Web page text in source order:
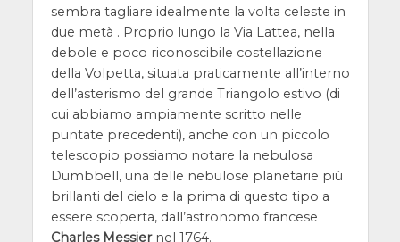
sembra tagliare idealmente la volta celeste in
due metà . Proprio lungo la Via Lattea, nella
debole e poco riconoscibile costellazione
della Volpetta, situata praticamente all’interno
dell’asterismo del grande Triangolo estivo (di
cui abbiamo ampiamente scritto nelle
puntate precedenti), anche con un piccolo
telescopio possiamo notare la nebulosa
Dumbbell, una delle nebulose planetarie più
brillanti del cielo e la prima di questo tipo a
essere scoperta, dall’astronomo francese
Charles Messiernel 1764.